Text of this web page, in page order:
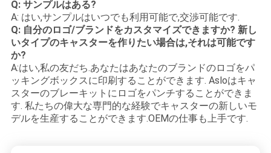
Q: サンプルはある?
A: はい,サンプルはいつでも利用可能で,交渉可能です.
Q: 自分のロゴ/ブランドをカスタマイズできますか? 新し
いタイプのキャスターを作りたい場合は,それは可能です
か?
A:はい,私の友だち.あなたはあなたのブランドのロゴをパ
ッキングボックスに印刷することができます. Asloはキャ
スターのブレーキットにロゴをパンチすることができま
す. 私たちの偉大な専門的な経験でキャスターの新しいモ
デルを生産することができます.OEMの仕事も上手です.